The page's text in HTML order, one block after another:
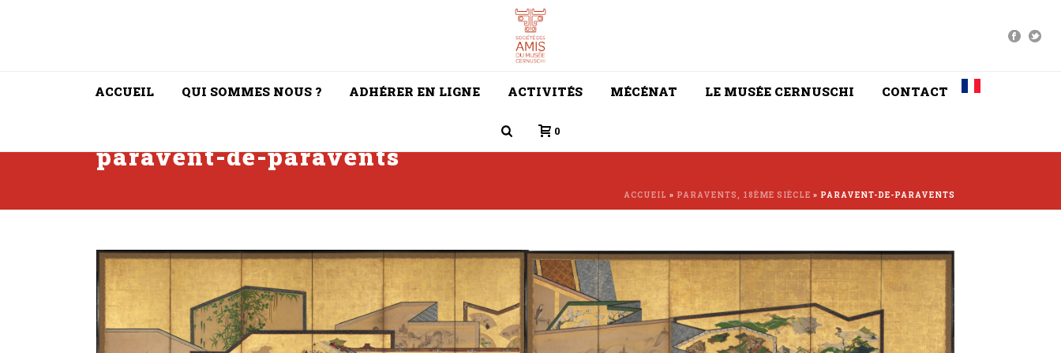
ACCUEIL QUI SOMMES NOUS ? ADHÉRER EN LIGNE ACTIVITÉS MÉCÉNAT LE MUSÉE CERNUSCHI CONTACT
0
paravent-de-paravents
ACCUEIL » PARAVENTS, 18ÈME SIÈCLE » PARAVENT-DE-PARAVENTS